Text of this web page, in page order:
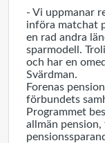
- Vi uppmanar
införa matchat
en rad andra
sparmodell.
och har en
Svärdman.
Forenas
förbundets
Programmet
allmän